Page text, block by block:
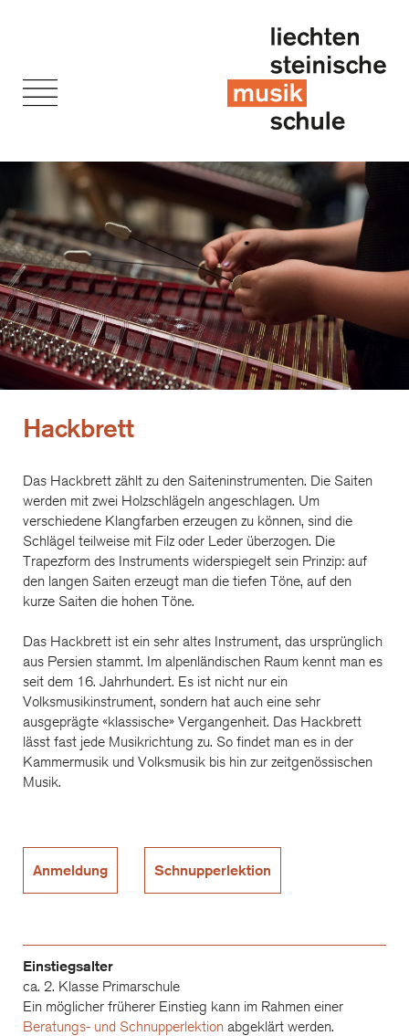
Hackbrett
Das Hackbrett zählt zu den Saiteninstrumenten. Die Saiten
werden mit zwei Holzschlägeln angeschlagen. Um
verschiedene Klangfarben erzeugen zu können, sind die
Schlägel teilweise mit Filz oder Leder überzogen. Die
Trapezform des Instruments widerspiegelt sein Prinzip: auf
den langen Saiten erzeugt man die tiefen Töne, auf den
kurze Saiten die hohen Töne.
Das Hackbrett ist ein sehr altes Instrument, das ursprünglich
aus Persien stammt. Im alpenländischen Raum kennt man es
seit dem 16. Jahrhundert. Es ist nicht nur ein
Volksmusikinstrument, sondern hat auch eine sehr
ausgeprägte «klassische» Vergangenheit. Das Hackbrett
lässt fast jede Musikrichtung zu. So findet man es in der
Kammermusik und Volksmusik bis hin zur zeitgenössischen
Musik.
Anmeldung Schnupperlektion
Einstiegsalter
ca. 2. Klasse Primarschule
Ein möglicher früherer Einstieg kann im Rahmen einer
Beratungs- und Schnupperlektion abgeklärt werden.